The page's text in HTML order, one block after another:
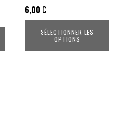
6,00€
SÉLECTIONNER LES
OPTIONS